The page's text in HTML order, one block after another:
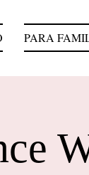
PARA